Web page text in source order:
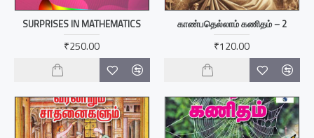
SURPRISES IN MATHEMATICS
₹250.00
காண்பதெல்லாம் கணிதம் – 2
₹120.00